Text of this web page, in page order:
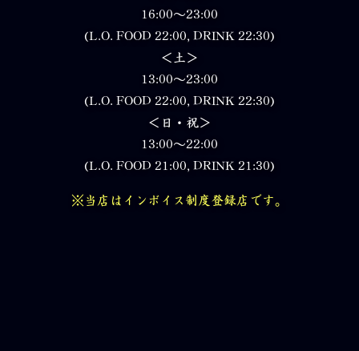
16:00～23:00
(L.O. FOOD 22:00, DRINK 22:30)
＜土＞
13:00～23:00
(L.O. FOOD 22:00, DRINK 22:30)
＜日・祝＞
13:00～22:00
(L.O. FOOD 21:00, DRINK 21:30)
※当店はインボイス制度登録店です。